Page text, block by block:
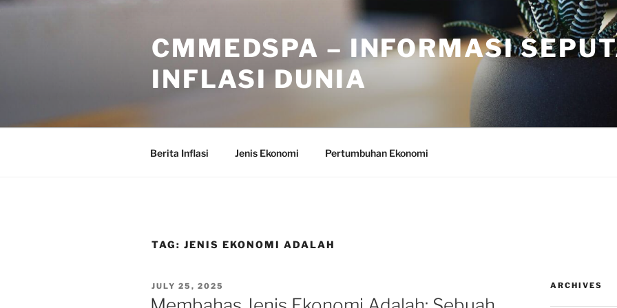
Skip
CMMEDSPA – INFORMASI
INFLASI DUNIA
Berita Inflasi Jenis Ekonomi Pertumbuhan Ekonomi
TAG: JENIS EKONOMI ADALAH
POSTED
ON
JULY 25, 2025 ARCHIVES